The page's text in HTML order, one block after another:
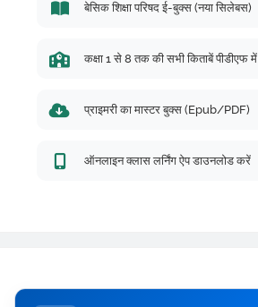
बेसिक शिक्षा परिषद ई-बुक्स (नया सिलेबस)
कक्षा 1 से 8 तक की सभी किताबें पीडीएफ में
प्राइमरी का मास्टर बुक्स (Epub/PDF)
ऑनलाइन क्लास लर्निंग ऐप डाउनलोड करें